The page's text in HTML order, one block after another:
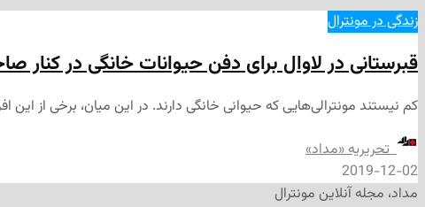
زندگی در مونترال
قبرستانی در لاوال برای دفن حیوانات خانگی در کنار
کم نیستند مونترالی‌هایی که حیوانی خانگی دارند. در این میان، برخی از
‌ تحریریه «مداد»
2019-12-02
مداد، مجله آنلاین مونترال